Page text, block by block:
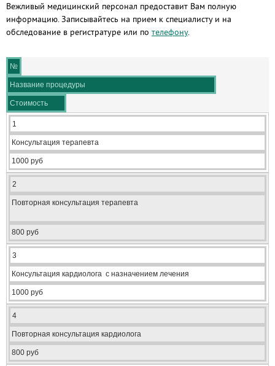
Вежливый медицинский персонал предоставит Вам полную
информацию. Записывайтесь на прием к специалисту и на
обследование в регистратуре или по телефону.
№
Название процедуры
Стоимость
1
Консультация терапевта
1000 руб
2
Повторная консультация терапевта
800 руб
3
Консультация кардиолога с назначением лечения
1000 руб
4
Повторная консультация кардиолога
800 руб